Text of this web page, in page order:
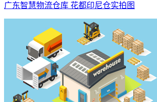
广东智慧物流仓库 花都印尼仓实拍图